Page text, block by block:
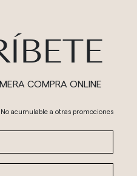
COMPRA ONLINE
No acumulable a otras promociones